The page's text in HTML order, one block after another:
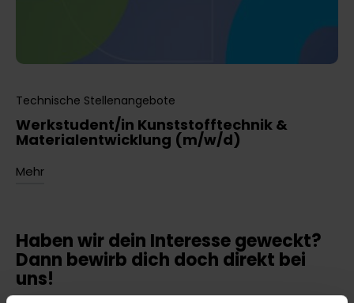
Technische Stellenangebote
Werkstudent/in Kunststofftechnik &
Materialentwicklung (m/w/d)
Mehr
Haben wir dein Interesse geweckt?
Dann bewirb dich doch direkt bei
uns!